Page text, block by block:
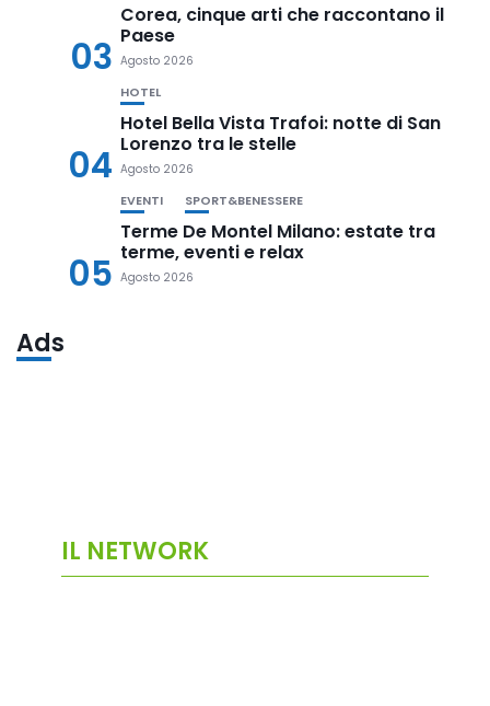
03
Corea, cinque arti che raccontano il
Paese
Agosto 2026
04
HOTEL
Hotel Bella Vista Trafoi: notte di San
Lorenzo tra le stelle
Agosto 2026
05
EVENTI SPORT&BENESSERE
Terme De Montel Milano: estate tra
terme, eventi e relax
Agosto 2026
Ads
IL NETWORK